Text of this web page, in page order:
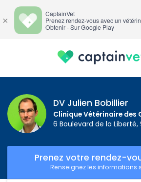
DV Julien Bobillier
Clinique Vétérinaire des
6 Boulevard de la Liberté,
Prenez votre rendez-
Renseignez les informations
×
CaptainVet
Prenez rendez-vous avec un
Obtenir - Sur Google Play